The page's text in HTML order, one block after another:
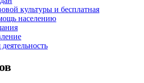
культуры и бесплатная
населению